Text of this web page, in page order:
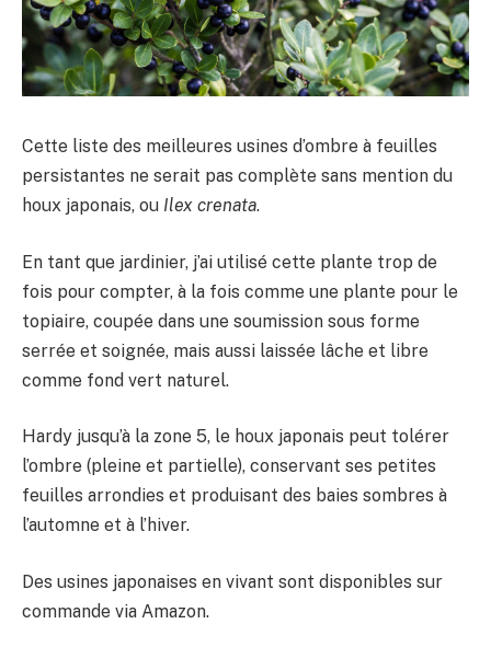
Cette liste des meilleures usines d’ombre à feuilles
persistantes ne serait pas complète sans mention du
houx japonais, ou Ilex crenata.
En tant que jardinier, j’ai utilisé cette plante trop de
fois pour compter, à la fois comme une plante pour le
topiaire, coupée dans une soumission sous forme
serrée et soignée, mais aussi laissée lâche et libre
comme fond vert naturel.
Hardy jusqu’à la zone 5, le houx japonais peut tolérer
l’ombre (pleine et partielle), conservant ses petites
feuilles arrondies et produisant des baies sombres à
l’automne et à l’hiver.
Des usines japonaises en vivant sont disponibles sur
commande via Amazon.